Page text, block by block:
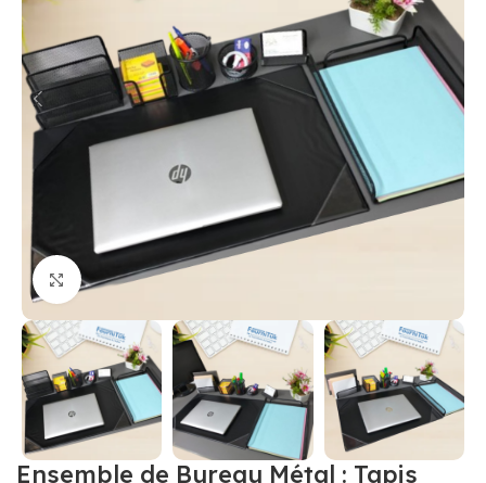
Cliquez pour agrandir
Ensemble de Bureau Métal : Tapis